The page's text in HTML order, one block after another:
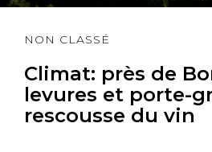
NON CLASSÉ
Climat: près de
levures et porte-
rescousse du vin
Lire